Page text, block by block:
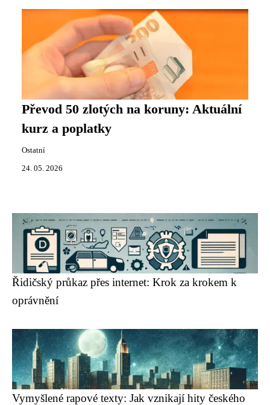
Převod 50 zlotých na koruny: Aktuální
kurz a poplatky
Ostatní
24. 05. 2026
Řidičský průkaz přes internet: Krok za krokem k
oprávnění
Vymyšlené rapové texty: Jak vznikají hity českého